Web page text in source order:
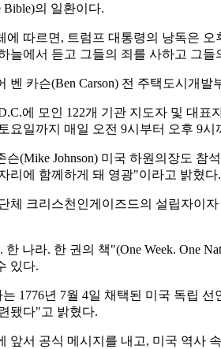
Bible)의 일환이다.
에 따르면, 트럼프 대통령의 낭독은
늘에서 듣고 그들의 죄를 사하고 그
벤 카슨(Ben Carson) 전 주택도시개
에 모인 122개 기관 지도자 및 대
요일까지 매일 오전 9시부터 오후 9시
슨(Mike Johnson) 미국 하원의장도
리에 함께하게 돼 영광"이라고 밝혔다.
체 크리스천인게이즈드의 설립자이
나라. 한 권의 책"(One Week. One
있다.
1776년 7월 4일 채택된 미국 독립 선
됐다"고 밝혔다.
앞서 공식 메시지를 내고, 미국 역사